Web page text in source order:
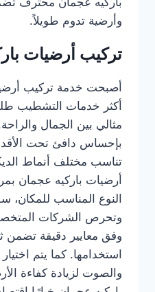
وأرضية تدوم طويلاً.
تركيب أرضيات
أصبحت خدمة تركيب
أكثر خدمات التشطيب
مثالي بين الجمال
بإحساس دافئ تحت
تناسب مختلف أنماط
أرضيات باركيه عجمان
النوع المناسب للمكان،
وتحرص الشركات
وفق معايير دقيقة تضمن
استخدامها. كما يتم
والصوت لزيادة كفاءة